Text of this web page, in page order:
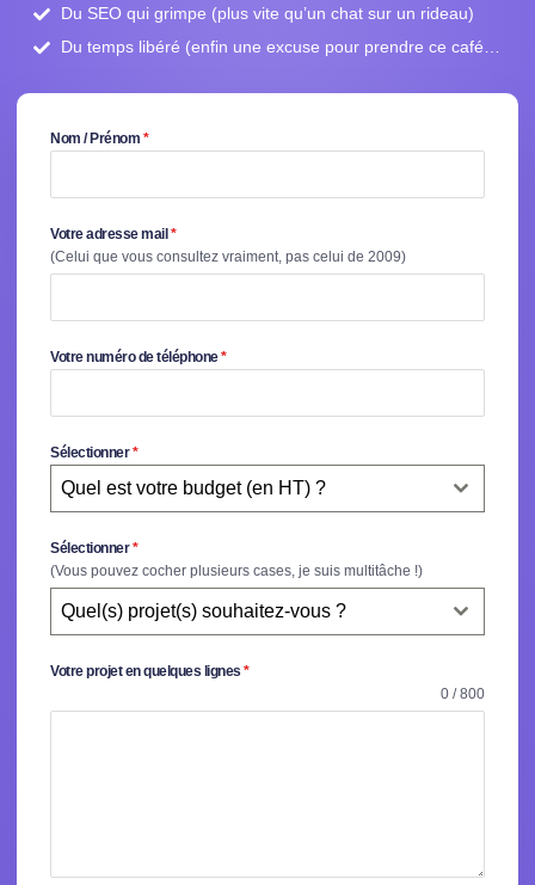
Nom / Prénom *
Votre adresse mail *
(Celui que vous consultez vraiment, pas celui de 2009)
Votre numéro de téléphone*
Sélectionner*
Quel est votre budget (en HT) ?
Sélectionner*
(Vous pouvez cocher plusieurs cases, je suis multitâche !)
Quel(s) projet(s) souhaitez-vous ?
Votre projet en quelques lignes *
0 / 800
Du SEO qui grimpe (plus vite qu’un chat sur un rideau)
Du temps libéré (enfin une excuse pour prendre ce café…